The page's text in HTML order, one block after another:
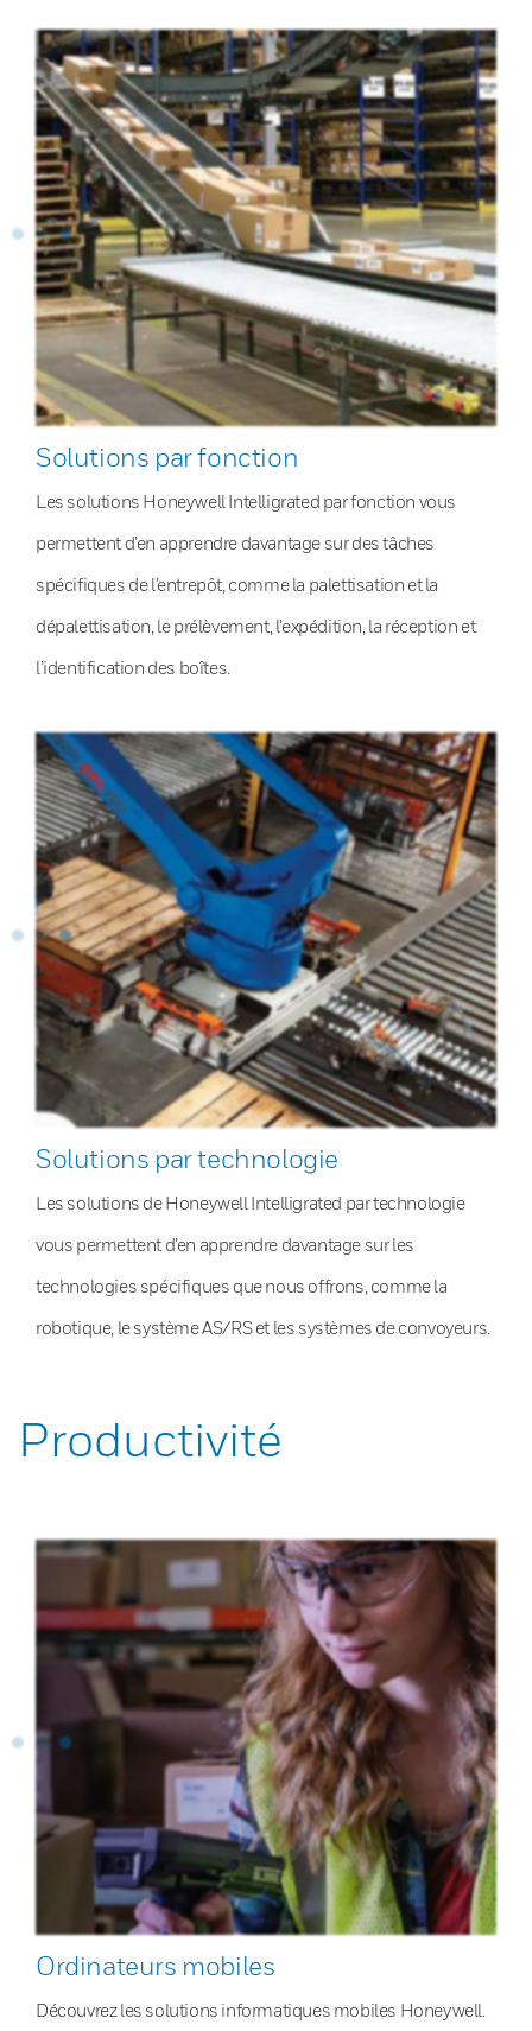
Solutions par fonction
Les solutions Honeywell Intelligrated par fonction vous
permettent d’en apprendre davantage sur des tâches
spécifiques de l’entrepôt, comme la palettisation et la
dépalettisation, le prélèvement, l’expédition, la réception et
l’identification des boîtes.
Solutions par technologie
Les solutions de Honeywell Intelligrated par technologie
vous permettent d’en apprendre davantage sur les
technologies spécifiques que nous offrons, comme la
robotique, le système AS/RS et les systèmes de convoyeurs.
Productivité
Ordinateurs mobiles
Découvrez les solutions informatiques mobiles Honeywell.